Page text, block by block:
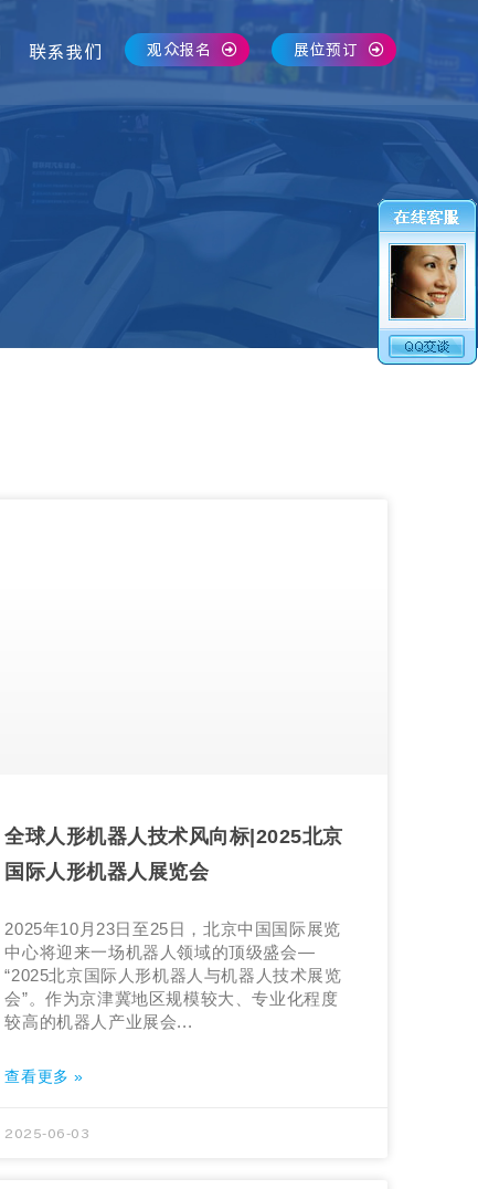
联系我们 观众报名 展位预订
全球人形机器人技术风向标|2025北京
国际人形机器人展览会
2025年10月23日至25日，北京中国国际展览
中心将迎来一场机器人领域的顶级盛会—
“2025北京国际人形机器人与机器人技术展览
会”。作为京津冀地区规模较大、专业化程度
较高的机器人产业展会...
查看更多 »
2025-06-03